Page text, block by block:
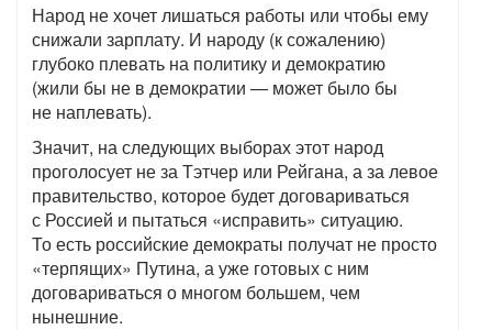
Народ не хочет лишаться работы или чтобы ему
снижали зарплату. И народу (к сожалению)
глубоко плевать на политику и демократию
(жили бы не в демократии — может было бы
не наплевать).
Значит, на следующих выборах этот народ
проголосует не за Тэтчер или Рейгана, а за левое
правительство, которое будет договариваться
с Россией и пытаться «исправить» ситуацию.
То есть российские демократы получат не просто
«терпящих» Путина, а уже готовых с ним
договариваться о многом большем, чем
нынешние.